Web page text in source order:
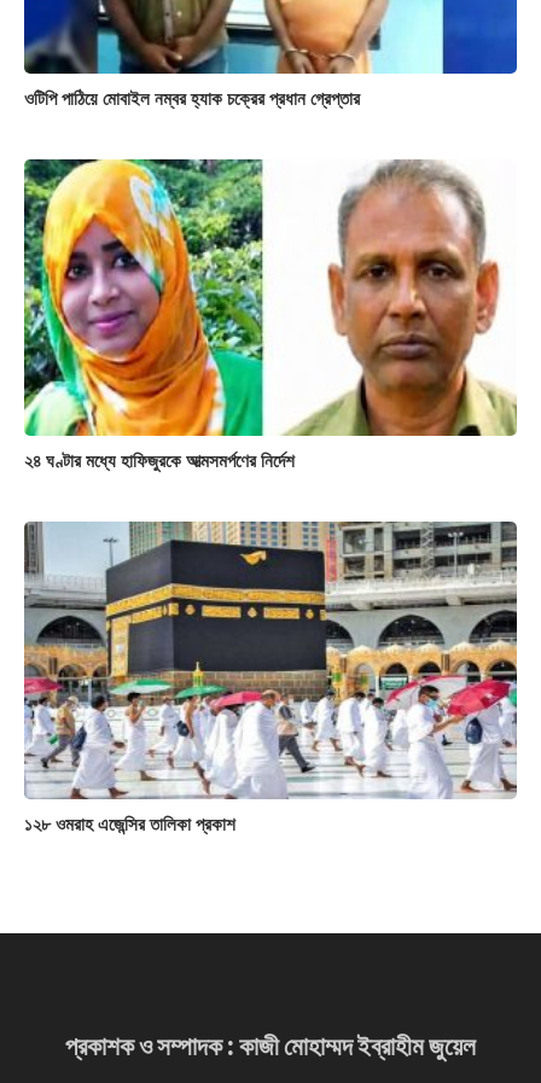
ওটিপি পাঠিয়ে মোবাইল নম্বর হ্যাক চক্রের প্রধান গ্রেপ্তার
২৪ ঘণ্টার মধ্যে হাফিজুরকে আত্মসমর্পণের নির্দেশ
১২৮ ওমরাহ এজেন্সির তালিকা প্রকাশ
প্রকাশক ও সম্পাদক : কাজী মোহাম্মদ ইব্রাহীম জুয়েল